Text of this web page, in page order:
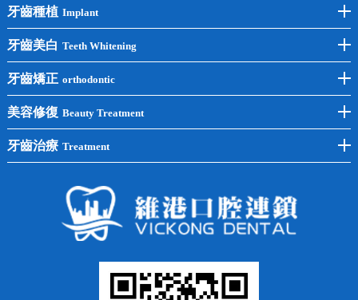
牙齒種植 Implant
前牙種植
後牙種植
單顆種植
半口種植
全口種植
牙齒美白 Teeth Whitening
冷光美白
洗牙
四環素牙
常見問題
牙齒矯正 orthodontic
牙齒矯正
兒童矯正
牙列不齊
美容修復 Beauty Treatment
全瓷牙
牙齒治療 Treatment